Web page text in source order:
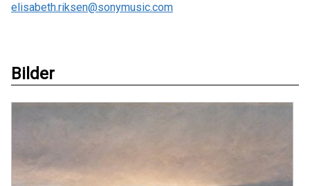
elisabeth.riksen@sonymusic.com
Bilder